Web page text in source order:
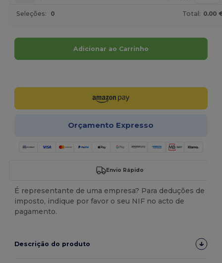
Seleções: 0 Total: 0.00
Adicionar ao Carrinho
Orçamento Expresso
Envio Rápido
É representante de uma empresa? Para deduções de
imposto, indique por favor o seu NIF no acto de
pagamento.
Descrição do produto